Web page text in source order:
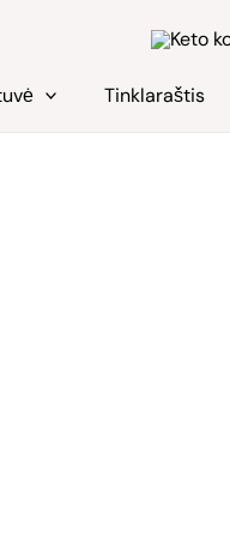
Tinklaraštis